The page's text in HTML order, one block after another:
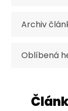
Archiv
Oblíbená